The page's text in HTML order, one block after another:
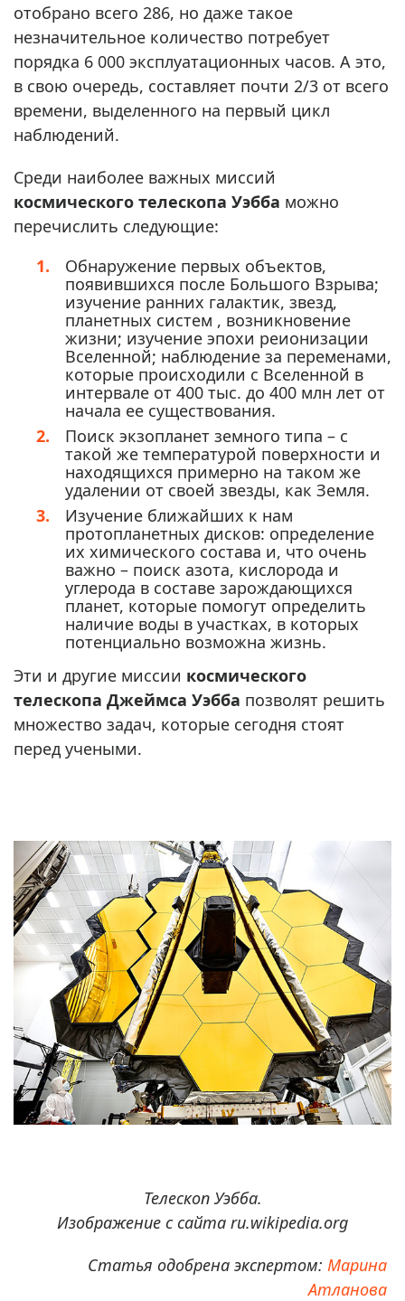
отобрано всего 286, но даже такое
незначительное количество потребует
порядка 6 000 эксплуатационных часов. А это,
в свою очередь, составляет почти 2/3 от всего
времени, выделенного на первый цикл
наблюдений.
Среди наиболее важных миссий
космического телескопа Уэбба можно
перечислить следующие:
Обнаружение первых объектов,
появившихся после Большого Взрыва;
изучение ранних галактик, звезд,
планетных систем , возникновение
жизни; изучение эпохи реионизации
Вселенной; наблюдение за переменами,
которые происходили с Вселенной в
интервале от 400 тыс. до 400 млн лет от
начала ее существования.
Поиск экзопланет земного типа – с
такой же температурой поверхности и
находящихся примерно на таком же
удалении от своей звезды, как Земля.
Изучение ближайших к нам
протопланетных дисков: определение
их химического состава и, что очень
важно – поиск азота, кислорода и
углерода в составе зарождающихся
планет, которые помогут определить
наличие воды в участках, в которых
потенциально возможна жизнь.
Эти и другие миссии космического
телескопа Джеймса Уэбба позволят решить
множество задач, которые сегодня стоят
перед учеными.
Телескоп Уэбба.
Изображение с сайта ru.wikipedia.org
Статья одобрена экспертом: Марина
Атланова